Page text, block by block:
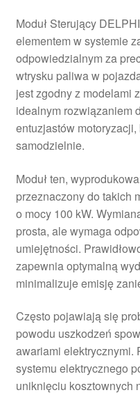
Moduł Sterujący
elementem w systemie
odpowiedzialnym za
wtrysku paliwa w
jest zgodny z modelami
idealnym rozwiązaniem
entuzjastów
samodzielnie.
Moduł ten,
przeznaczony do takich
o mocy 100 kW.
prosta, ale wymaga
umiejętności.
zapewnia optymalną
minimalizuje emisję
Często pojawiają się
powodu uszkodzeń
awariami elektrycznymi.
systemu elektrycznego
uniknięciu kosztownych